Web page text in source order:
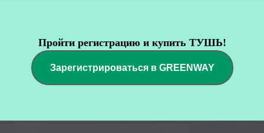
Пройти регистрацию и купить ТУШЬ!
Зарегистрироваться в GREENWAY